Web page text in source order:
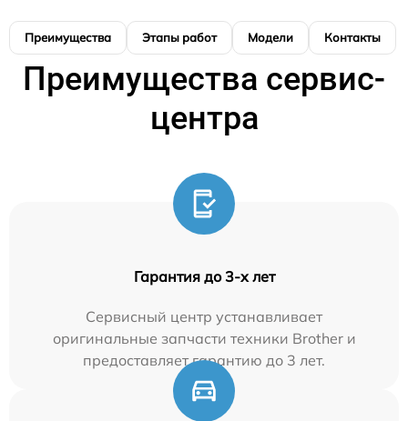
Преимущества Этапы работ Модели Контакты
Преимущества сервис-
центра
Гарантия до 3-х лет
Сервисный центр устанавливает
оригинальные запчасти техники Brother и
предоставляет гарантию до 3 лет.